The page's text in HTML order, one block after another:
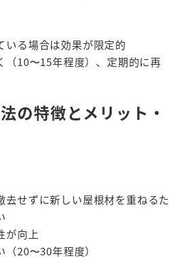
いる場合は効果が限定的
（10〜15年程度）、定期的に再
の特徴とメリット・
去せずに新しい屋根材を重ねるた
が向上
20〜30年程度）